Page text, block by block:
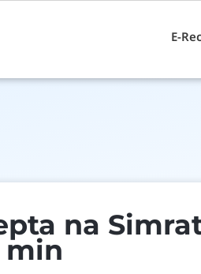
E-
na
min